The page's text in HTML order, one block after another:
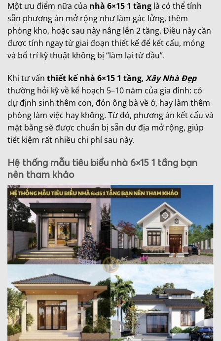
Một ưu điểm nữa của nhà 6×15 1 tầng là có thể tính
sẵn phương án mở rộng như làm gác lửng, thêm
phòng kho, hoặc sau này nâng lên 2 tầng. Điều này cần
được tính ngay từ giai đoạn thiết kế để kết cấu, móng
và bố trí kỹ thuật không bị “làm lại từ đầu”.
Khi tư vấn thiết kế nhà 6×15 1 tầng, Xây Nhà Đẹp
thường hỏi kỹ về kế hoạch 5–10 năm của gia đình: có
dự định sinh thêm con, đón ông bà về ở, hay làm thêm
phòng làm việc hay không. Từ đó, phương án kết cấu và
mặt bằng sẽ được chuẩn bị sẵn dư địa mở rộng, giúp
tiết kiệm rất nhiều chi phí sau này.
Hệ thống mẫu tiêu biểu nhà 6×15 1 tầng bạn
nên tham khảo